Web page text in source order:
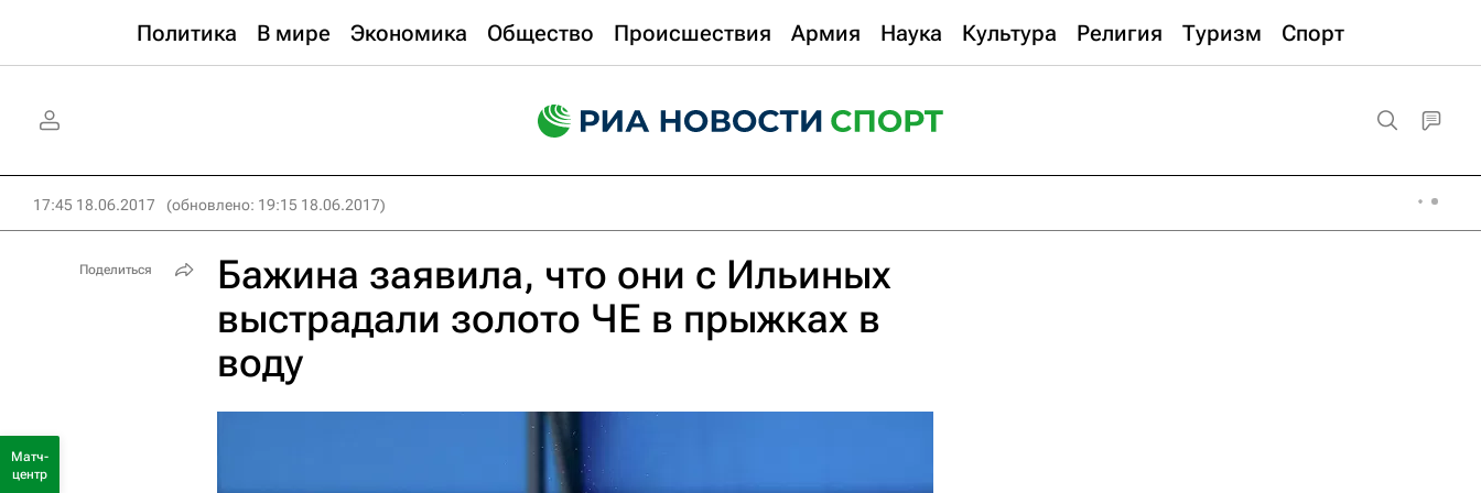
Политика В мире Экономика Общество Происшествия Армия Наука Культура Религия Туризм Спорт
17:45 18.06.2017 (обновлено: 19:15 18.06.2017)
Бажина заявила, что они с Ильиных
выстрадали золото ЧЕ в прыжках в
воду
Поделиться
Матч-
центр